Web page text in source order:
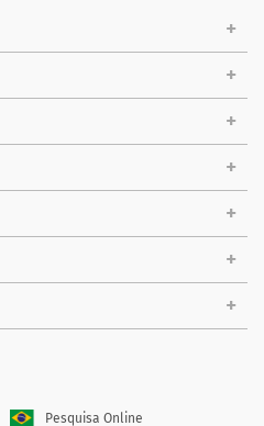
Pesquisa Online